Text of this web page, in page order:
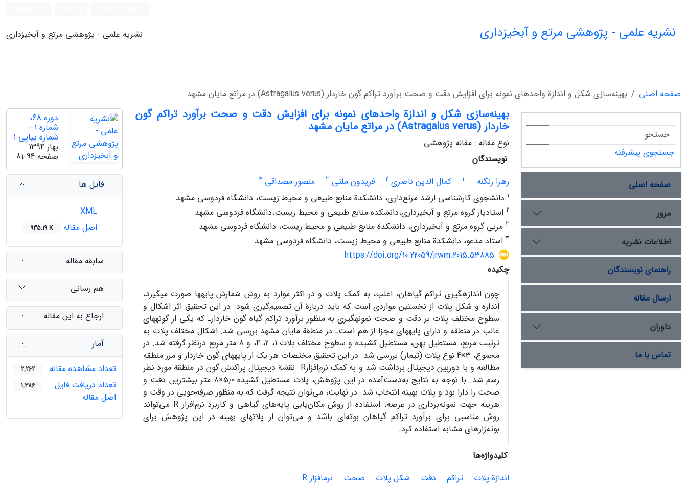
نشریه علمی - پژوهشی مرتع و آبخیزداری نشریه علمی - پژوهشی مرتع و آبخیزداری
صفحه اصلی بهینه‌سازی شکل و اندازة واحدهای نمونه برای افزایش دقت و صحت برآورد تراکم گون خاردار (Astragalus verus) در مراتع مایان مشهد
بهینه‌سازی شکل و اندازة واحدهای نمونه برای افزایش دقت و صحت برآورد تراکم گون
خاردار (Astragalus verus) در مراتع مایان مشهد
نوع مقاله : مقاله پژوهشی
نویسندگان
زهرا زنگنه
1 کمال الدین ناصری 2 فریدون ملتی 3 منصور مصداقی 4
1 دانشجوی کارشناسی ارشد مرتع‌داری، دانشکدة منابع طبیعی و محیط زیست، دانشگاه فردوسی مشهد
2 استادیار گروه مرتع و آبخیزداری،دانشکده منابع طبیعی و محیط زیست،دانشگاه فردوسی مشهد
3 مربی گروه مرتع و آبخیزداری، دانشکدة منابع طبیعی و محیط زیست، دانشگاه فردوسی مشهد
4 استاد مدعو، دانشکدة منابع طبیعی و محیط زیست، دانشگاه فردوسی مشهد
https://doi.org/10.22059/jrwm.2015.53885
چکیده
چون اندازه‏گیری تراکم گیاهان، اغلب، به کمک پلات و در اکثر موارد به روش شمارش پایه‏ها صورت می‏گیرد،
اندازه و شکل پلات از نخستین مواردی است که باید دربارة آن تصمیم‌گیری شود. در این تحقیق اثر اشکال و
سطوح مختلف پلات بر دقت و صحت نمونه‏گیری به ‏منظور برآورد تراکم گیاه گون خاردار‌ـ که یکی از گونه‏های
غالب در منطقه و دارای پایه‏های مجزا از هم است‌ـ در منطقة مایان مشهد بررسی شد. اشکال مختلف پلات به
ترتیب مربع، مستطیل پهن، مستطیل کشیده و سطوح مختلف پلات 1، 2، 4، و 8 متر مربع درنظر گرفته شد. در
مجموع، 3×4 نوع پلات (تیمار) بررسی شد. در این تحقیق مختصات هر یک از پایه‏های گون خاردار و مرز منطقه
مطالعه و با دوربین دیجیتال برداشت شد و به کمک نرم‌افزارR نقشة دیجیتال پراکنش گون‏ در منطقة مورد نظر
رسم شد. با توجه به نتایج به‌دست‌آمده در این پژوهش، پلات مستطیل کشیده 5 /
0×8 متر بیشترین دقت و
صحت را دارا بود و پلات بهینه انتخاب شد. در نهایت، می‌توان نتیجه گرفت که به منظور صرفه‌جویی در وقت و
هزینه جهت نمونه‌برداری در عرصه، استفاده از روش مکان‌یابی پایه‌های گیاهی و کاربرد نرم‌افزار R می‌تواند
روش مناسبی برای برآورد تراکم گیاهان بوته‌ای باشد و می‌توان از پلات‏های بهینه در این پژوهش برای
بوته‌زارهای مشابه استفاده کرد.
کلیدواژه‌ها
اندازة پلات
تراکم دقت شکل پلات صحت نرم‏افزار R
دوره 68،
شماره 1 -
شماره پیاپی 1
بهار 1394
صفحه 81-94
فایل ها
اصل مقاله
935.19 K
سابقه مقاله
هم رسانی
ارجاع به این مقاله
آمار
تعداد مشاهده مقاله
2,262
تعداد دریافت فایل
اصل مقاله
1,386
جستجوی پیشرفته
صفحه اصلی
مرور
اطلاعات نشریه
راهنمای نویسندگان
ارسال مقاله
داوران
تماس با ما